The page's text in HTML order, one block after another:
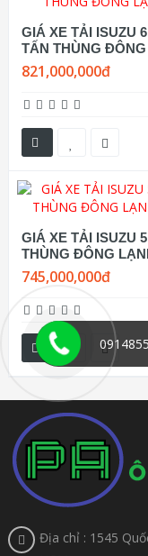
GIÁ XE TẢI ISUZU
TẤN THÙNG
821,000,000đ
GIÁ XE TẢI ISUZU
THÙNG ĐÔNG
745,000,000đ
Địa chỉ : 1545